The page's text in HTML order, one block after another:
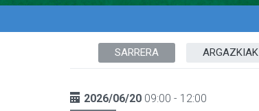
SARRERA ARGAZKIAK
2026/06/20 09:00 - 12:00